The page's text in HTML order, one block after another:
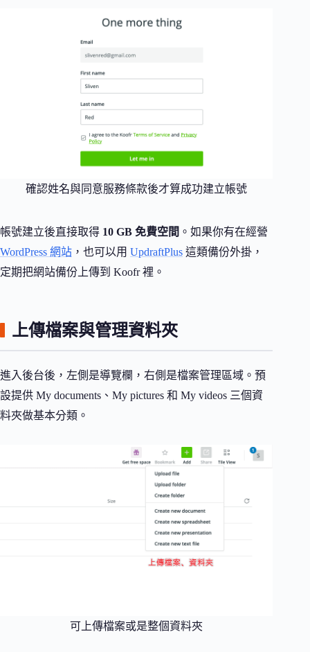
確認姓名與同意服務條款後才算成功建立帳號
帳號建立後直接取得 10 GB 免費空間 。如果你有在經營
WordPress 網站 ，也可以用 UpdraftPlus 這類備份外掛，
定期把網站備份上傳到 Koofr 裡。
上傳檔案與管理資料夾
進入後台後，左側是導覽欄，右側是檔案管理區域。預
設提供 My documents、My pictures 和 My videos 三個資
料夾做基本分類。
可上傳檔案或是整個資料夾